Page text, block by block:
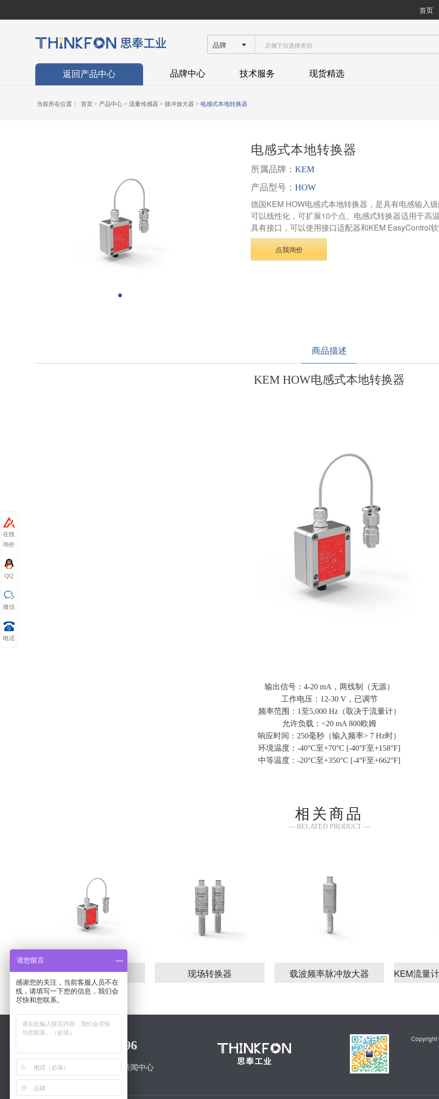
首页
返回产品中心 品牌中心 技术服务 现货精选
当前所在位置： 首页 > 产品中心 > 流量传感器 > 脉冲放大器 > 电感式本地转换器
电感式本地转换器
所属品牌： KEM
产品型号： HOW
德国KEM HOW电感式本地转换器，是具有电感输入
可以线性化，可扩展10个点。电感式转换器适用于高
具有接口，可以使用接口适配器和KEM EasyControl软
点我询价
商品描述
KEM HOW电感式本地转换器
输出信号：4-20 mA，两线制（无源）
工作电压：12-30 V，已调节
频率范围：1至5,000 Hz（取决于流量计）
允许负载：<20 mA 800欧姆
响应时间：250毫秒（输入频率> 7 Hz时）
环境温度：-40°C至+70°C [-40°F至+158°F]
中等温度：-20°C至+350°C [-4°F至+662°F]
今日已有 0 0 人询价
相关商品
— RELATED PRODUCT —
电感式本地转换器 现场转换器 载波频率脉冲放大器
400-0096-996
关于我们 新闻中心
Copyright
在线
询价
QQ
微信
电话
请您留言
感谢您的关注，当前客服人员不在
线，请填写一下您的信息，我们会
尽快和您联系。